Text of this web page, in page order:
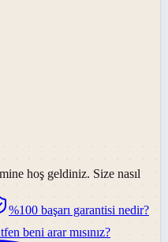
hoş geldiniz. Size nasıl
%100 başarı garantisi nedir?
beni arar mısınız?